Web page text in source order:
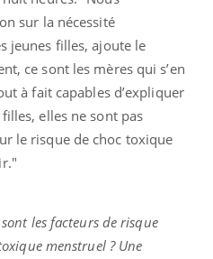
sur la nécessité
jeunes filles, ajoute le
ce sont les mères qui s’en
à fait capables d’expliquer
elles ne sont pas
le risque de choc toxique
les facteurs de risque
menstruel ? Une